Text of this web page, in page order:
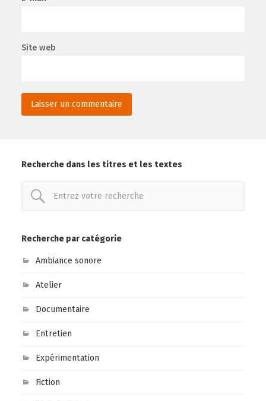
Site web
Recherche dans les titres et les textes
Recherche par catégorie
Ambiance sonore
Atelier
Documentaire
Entretien
Expérimentation
Fiction